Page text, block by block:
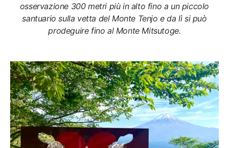
osservazione 300 metri più in alto fino a un piccolo
santuario sulla vetta del Monte Tenjo e da lì si può
prodeguire fino al Monte Mitsutoge.